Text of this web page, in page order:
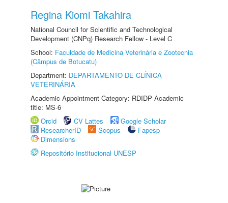
Regina Kiomi Takahira
National Council for Scientific and Technological
Development (CNPq) Research Fellow - Level C
School: Faculdade de Medicina Veterinária e Zootecnia
(Câmpus de Botucatu)
Department: DEPARTAMENTO DE CLÍNICA
VETERINÁRIA
Academic Appointment Category: RDIDP Academic
title: MS-6
Orcid
CV Lattes
Google Scholar
ResearcherID
Scopus
Fapesp
Dimensions
Repositório Institucional UNESP